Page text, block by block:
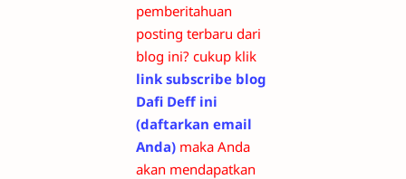
pemberitahuan
posting terbaru dari
blog ini? cukup klik
link subscribe blog
Dafi Deff ini
(daftarkan email
Anda) maka Anda
akan mendapatkan